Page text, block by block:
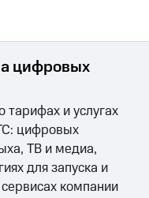
цифровых
тарифах и услугах
цифровых
ТВ и медиа,
для запуска и
компании